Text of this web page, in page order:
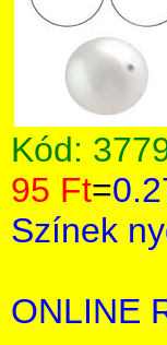
Kód:
95 Ft=
Színek
ONLINE